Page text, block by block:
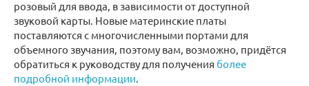
розовый для ввода, в зависимости от доступной
звуковой карты. Новые материнские платы
поставляются с многочисленными портами для
объемного звучания, поэтому вам, возможно, придётся
обратиться к руководству для получения более
подробной информации.